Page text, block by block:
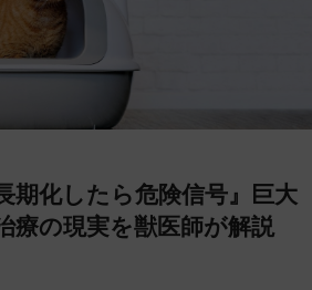
期化したら危険信号』巨大
療の現実を獣医師が解説